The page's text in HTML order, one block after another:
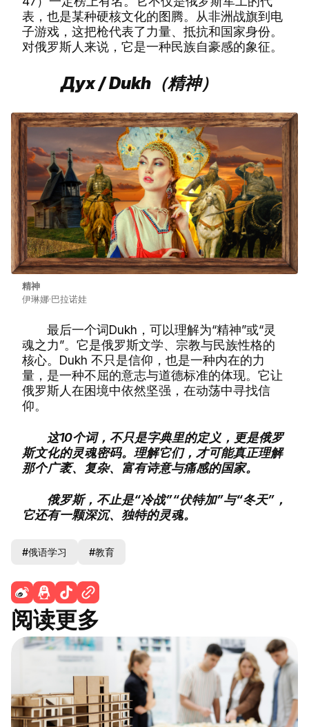
表，也是某种硬核文化的图腾。从非洲战旗到电
子游戏，这把枪代表了力量、抵抗和国家身份。
对俄罗斯人来说，它是一种民族自豪感的象征。
Дух / Dukh（精神）
精神
伊琳娜·巴拉诺娃
最后一个词Dukh，可以理解为“精神”或“灵
魂之力”。它是俄罗斯文学、宗教与民族性格的
核心。Dukh 不只是信仰，也是一种内在的力
量，是一种不屈的意志与道德标准的体现。它让
俄罗斯人在困境中依然坚强，在动荡中寻找信
仰。
这10个词，不只是字典里的定义，更是俄罗
斯文化的灵魂密码。理解它们，才可能真正理解
那个广袤、复杂、富有诗意与痛感的国家。
俄罗斯，不止是“冷战”“伏特加”与“冬天”，
它还有一颗深沉、独特的灵魂。
#俄语学习 #教育
阅读更多